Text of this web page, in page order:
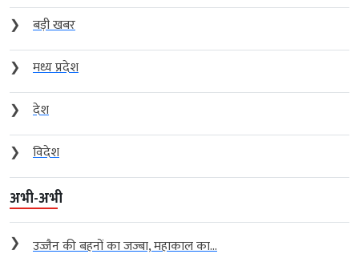
❯
बड़ी खबर
❯
मध्य प्रदेश
❯
देश
❯
विदेश
अभी-अभी
❯ उज्जैन की बहनों का जज्बा, महाकाल का...